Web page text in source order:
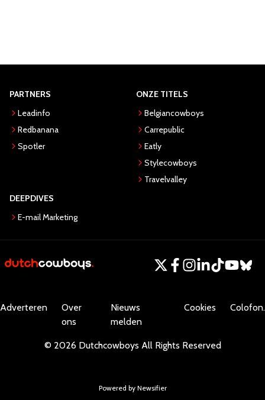
PARTNERS
Leadinfo
Redbanana
Spotler
ONZE TITELS
Belgiancowboys
Carrepublic
Eatly
Stylecowboys
Travelvalley
DEEPDIVES
E-mail Marketing
Adverteren
Over
ons
Nieuws
melden
Cookies Colofon.
© 2026 Dutchcowboys All Rights Reserved
Powered by Newsifier